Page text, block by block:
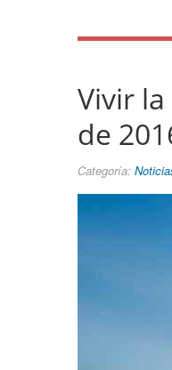
Vivir
de
Categoría: